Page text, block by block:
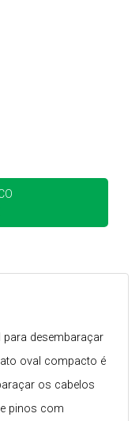
para desembaraçar
oval compacto é
os cabelos
pinos com